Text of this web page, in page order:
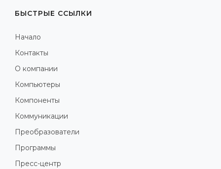
БЫСТРЫЕ ССЫЛКИ
Начало
Контакты
О компании
Компьютеры
Компоненты
Коммуникации
Преобразователи
Программы
Пресс-центр